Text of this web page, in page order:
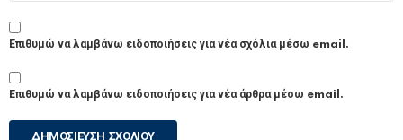
Επιθυμώ να λαμβάνω ειδοποιήσεις για νέα σχόλια μέσω email.
Επιθυμώ να λαμβάνω ειδοποιήσεις για νέα άρθρα μέσω email.